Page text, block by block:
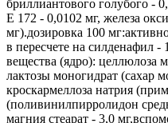
бриллиантового голубого -
Е 172 - 0,0102 мг, железа
мг).дозировка 100
в пересчете на силденафил -
вещества (ядро): целлюлоза
лактозы моногидрат (сахар
кроскармеллоза натрия
(поливинилпирролидон
магния стеарат - 3,0